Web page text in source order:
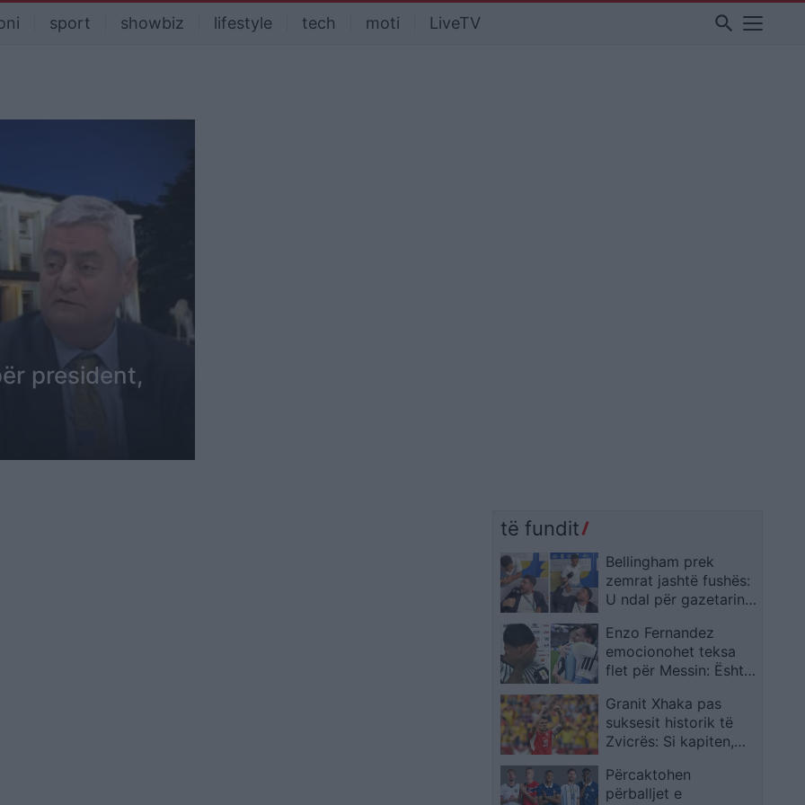
sport showbiz lifestyle tech moti LiveTV search
president,
të fundit
Bellingham prek
zemrat jashtë fushës:
U ndal për gazetarin
dhe mori vlerësime të
mëdha
Enzo Fernandez
emocionohet teksa
flet për Messin: Është
Granit Xhaka pas
suksesit historik të
Zvicrës: Si kapiten,
përgjegjësinë
Përcaktohen
përballjet e